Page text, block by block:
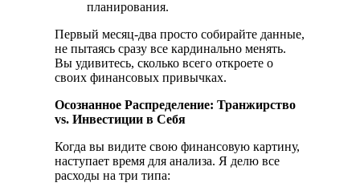
планирования.
Первый месяц-два просто собирайте данные,
не пытаясь сразу все кардинально менять.
Вы удивитесь, сколько всего откроете о
своих финансовых привычках.
Осознанное Распределение: Транжирство
vs. Инвестиции в Себя
Когда вы видите свою финансовую картину,
наступает время для анализа. Я делю все
расходы на три типа: